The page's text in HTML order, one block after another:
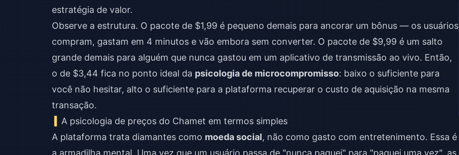
estratégia de valor.
Observe a estrutura. O pacote de $1,99 é pequeno demais para ancorar um bônus — os usuários
compram, gastam em 4 minutos e vão embora sem converter. O pacote de $9,99 é um salto
grande demais para alguém que nunca gastou em um aplicativo de transmissão ao vivo. Então,
o de $3,44 fica no ponto ideal da psicologia de microcompromisso: baixo o suficiente para
você não hesitar, alto o suficiente para a plataforma recuperar o custo de aquisição na mesma
transação.
A psicologia de preços do Chamet em termos simples
A plataforma trata diamantes como moeda social, não como gasto com entretenimento. Essa é
a armadilha mental. Uma vez que um usuário passa de "nunca paguei" para "paguei uma vez", as